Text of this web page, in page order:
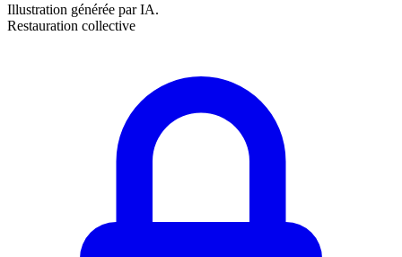
Illustration générée par IA.
Restauration collective